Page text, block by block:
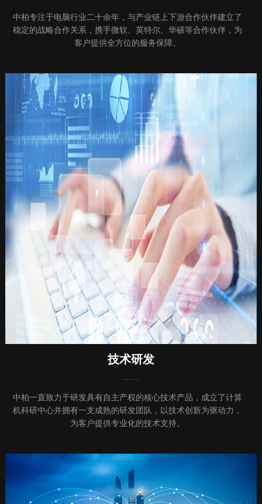
中柏专注于电脑行业二十余年，与产业链上下游合作伙伴建立了
稳定的战略合作关系，携手微软、英特尔、华硕等合作伙伴，为
客户提供全方位的服务保障。
技术研发
中柏一直致力于研发具有自主产权的核心技术产品，成立了计算
机科研中心并拥有一支成熟的研发团队， 以技术创新为驱动力，
为客户提供专业化的技术支持。